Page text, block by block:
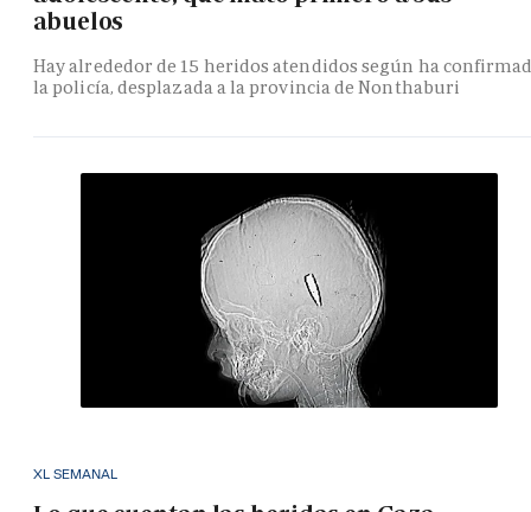
abuelos
Hay alrededor de 15 heridos atendidos según ha
la policía, desplazada a la provincia de Nonthaburi
XL SEMANAL